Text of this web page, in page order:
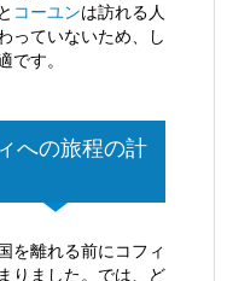
と コーユンは訪れる人
っていないため、し
です。
への旅程の計
を離れる前にコフィ
りました。では、ど